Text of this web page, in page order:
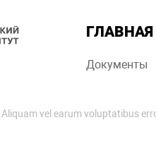
ГЛАВНАЯ
Документы
Aliquam vel earum voluptatibus